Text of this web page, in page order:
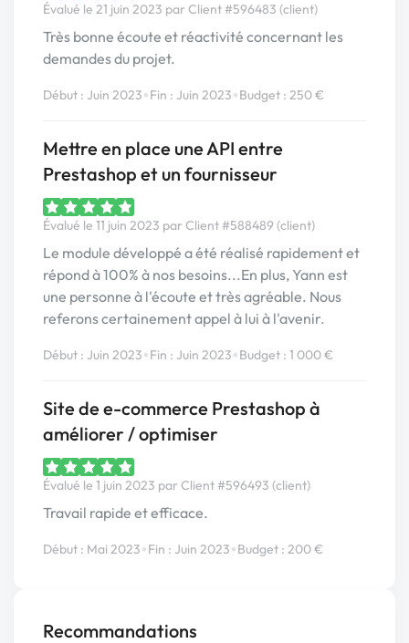
Évalué le 21 juin 2023 par Client #596483 (client)
Très bonne écoute et réactivité concernant les
demandes du projet.
Début : Juin 2023•Fin : Juin 2023•Budget : 250 €
Mettre en place une API entre
Prestashop et un fournisseur
Évalué le 11 juin 2023 par Client #588489 (client)
Le module développé a été réalisé rapidement et
répond à 100% à nos besoins...En plus, Yann est
une personne à l'écoute et très agréable. Nous
referons certainement appel à lui à l'avenir.
Début : Juin 2023•Fin : Juin 2023•Budget : 1 000 €
Site de e-commerce Prestashop à
améliorer / optimiser
Évalué le 1 juin 2023 par Client #596493 (client)
Travail rapide et efficace.
Début : Mai 2023•Fin : Juin 2023•Budget : 200 €
Recommandations